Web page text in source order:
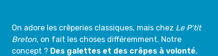
On adore les crêperies classiques, mais chez Le P’tit
Breton, on fait les choses différemment. Notre
concept ? Des galettes et des crêpes à volonté,